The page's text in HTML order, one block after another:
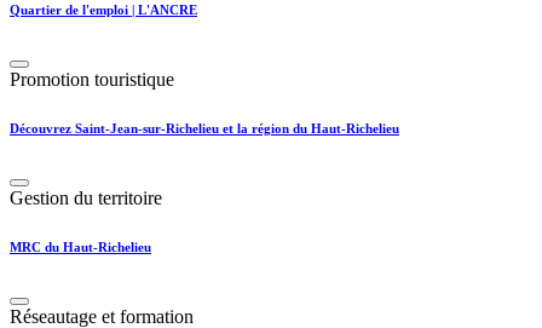
Quartier de l'emploi | L'ANCRE
Promotion touristique
Découvrez Saint-Jean-sur-Richelieu et la région du Haut-Richelieu
Gestion du territoire
MRC du Haut-Richelieu
Réseautage et formation